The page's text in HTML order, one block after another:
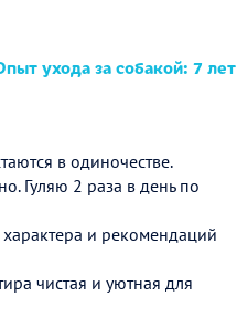
ухода за собакой: 7 лет
в одиночестве.
Гуляю 2 раза в день по
характера и рекомендаций
чистая и уютная для